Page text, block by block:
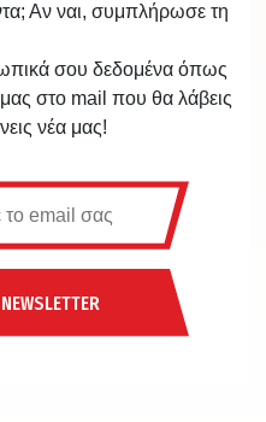
Αν ναι, συμπλήρωσε τη
σου δεδομένα όπως
στο mail που θα λάβεις
νέα μας!